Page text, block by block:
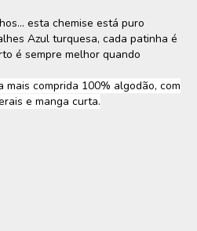
esta chemise está puro
Azul turquesa, cada patinha é
é sempre melhor quando
mais comprida 100% algodão, com
e manga curta.